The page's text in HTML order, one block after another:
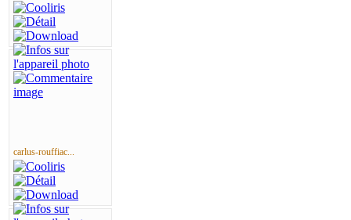
carlus-rouffiac...